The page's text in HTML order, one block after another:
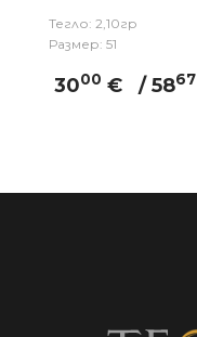
Тегло: 2,10гр
Размер: 51
3000 € / 5867